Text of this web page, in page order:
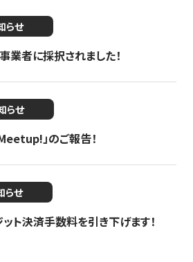
らせ
者に採択されました！
らせ
」のご報告！
らせ
ト決済手数料を引き下げます！